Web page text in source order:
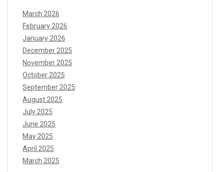
March 2026
February 2026
January 2026
December 2025
November 2025
October 2025
September 2025
August 2025
July 2025
June 2025
May 2025
April 2025
March 2025